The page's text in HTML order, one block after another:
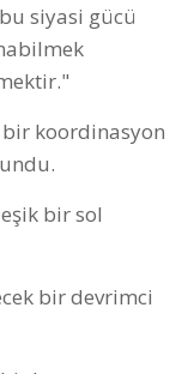
siyasi gücü
bir koordinasyon
bir sol
bir devrimci